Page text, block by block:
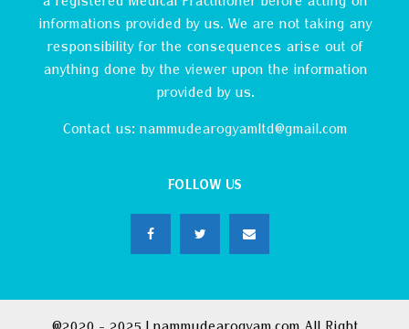
a registered Medical Practitioner before acting on
informations provided by us. We are not taking any
responsibility for the consequences arise out of
anything done by the viewer upon the information
provided by us.
Contact us: nammudearogyamltd@gmail.com
FOLLOW US